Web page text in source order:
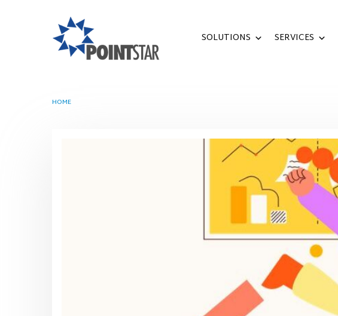
SOLUTIONS SERVICES
HOME